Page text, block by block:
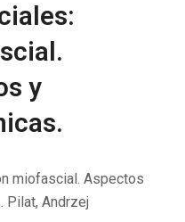
y
miofascial. Aspectos
Pilat, Andrzej